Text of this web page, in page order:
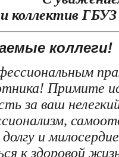
и коллектив
коллеги!
Примите
за ваш
и
к здоровой